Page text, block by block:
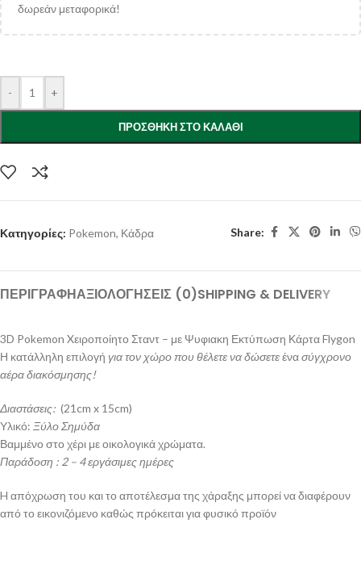
δωρεάν μεταφορικά!
- +
ΠΡΟΣΘΉΚΗ ΣΤΟ ΚΑΛΆΘΙ
Κατηγορίες: Pokemon, Κάδρα Share:
ΠΕΡΙΓΡΑΦΉΑΞΙΟΛΟΓΉΣΕΙΣ (0)SHIPPING & DELIVERY
3D Pokemon Xειροποίητο Σταντ – με Ψυφιακη Εκτύπωση Κάρτα Flygon
Η κατάλληλη επιλογή για τον χώρο που θέλετε να δώσετεένασύγχρονο
αέρα διακόσμησης!
Διαστάσεις: (21cm x 15cm)
Υλικό: Ξύλο Σημύδα
Βαμμένο στο χέρι με οικολογικά χρώματα.
Παράδοση : 2 – 4 εργάσιμες ημέρες
H απόχρωση του και το αποτέλεσμα της χάραξης μπορεί να διαφέρουν
από το εικονιζόμενο καθώς πρόκειται για φυσικό προϊόν